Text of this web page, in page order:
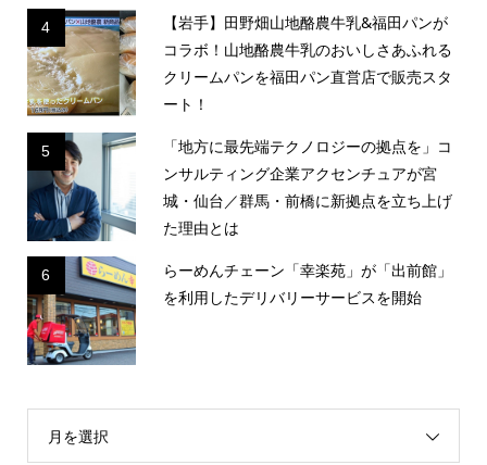
4
【岩手】田野畑山地酪農牛乳&福田パンが
コラボ！山地酪農牛乳のおいしさあふれる
クリームパンを福田パン直営店で販売スタ
ート！
5
「地方に最先端テクノロジーの拠点を」コ
ンサルティング企業アクセンチュアが宮
城・仙台／群馬・前橋に新拠点を立ち上げ
た理由とは
6
らーめんチェーン「幸楽苑」が「出前館」
を利用したデリバリーサービスを開始
月を選択